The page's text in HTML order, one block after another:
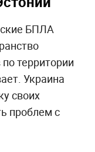
БПЛА
территории
Украина
своих
проблем с